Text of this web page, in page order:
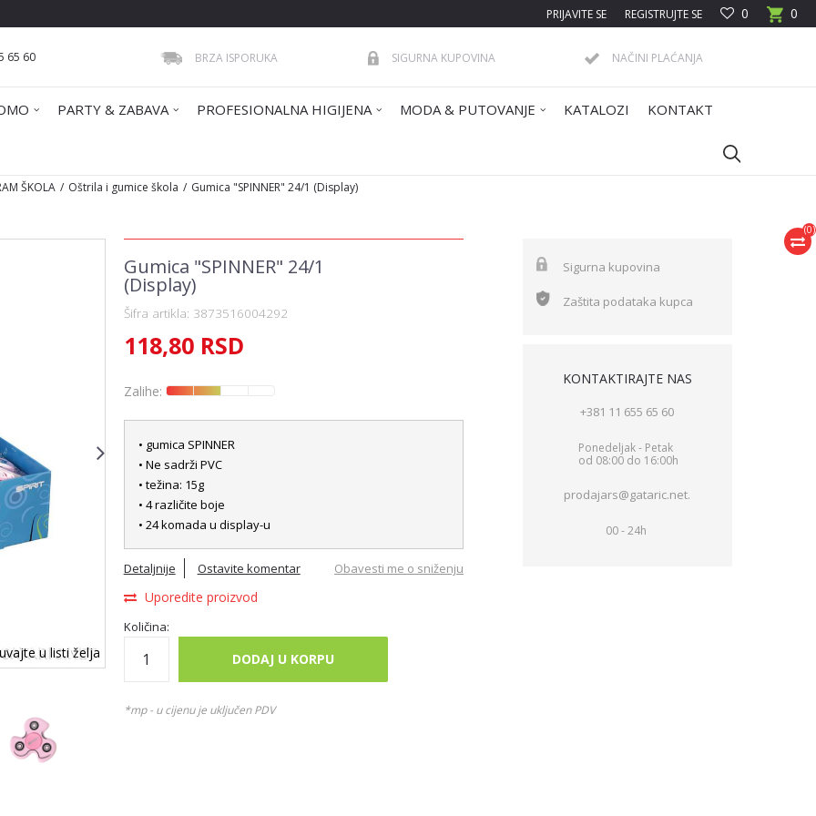
0
0
PRIJAVITE SE REGISTRUJTE SE
65 60 BRZA ISPORUKA SIGURNA KUPOVINA NAČINI PLAĆANJA
PARTY & ZABAVA PROFESIONALNA HIGIJENA MODA & PUTOVANJE KATALOZI KONTAKT
(0)
ŠKOLA Oštrila i gumice škola Gumica "SPINNER" 24/1 (Display)
u listi želja
Gumica "SPINNER" 24/1
(Display)
Šifra artikla: 3873516004292
118,80 RSD
Zalihe:
• gumica SPINNER
• Ne sadrži PVC
• težina: 15g
• 4 različite boje
• 24 komada u display-u
Detaljnije Ostavite komentar
Uporedite proizvod
Obavesti me o sniženju
Količina:
DODAJ U KORPU
*mp - u cijenu je uključen PDV
Sigurna kupovina
Zaštita podataka kupca
KONTAKTIRAJTE NAS
+381 11 655 65 60
Ponedeljak - Petak
od 08:00 do 16:00h
prodajars@gataric.net.
00 - 24h